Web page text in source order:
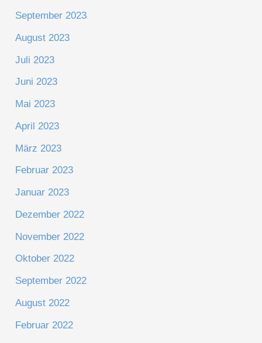
September 2023
August 2023
Juli 2023
Juni 2023
Mai 2023
April 2023
März 2023
Februar 2023
Januar 2023
Dezember 2022
November 2022
Oktober 2022
September 2022
August 2022
Februar 2022